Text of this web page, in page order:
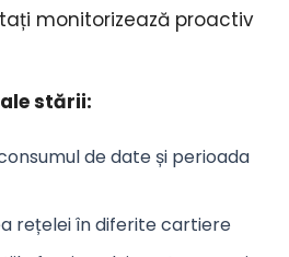
monitorizează proactiv
stării:
de date și perioada
rețelei în diferite cartiere